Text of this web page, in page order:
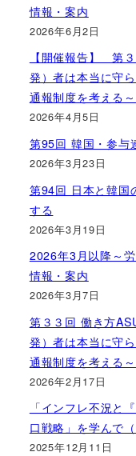
情報・案内
2026年6月2日
【開催報告】 第
発）者は本当に守
通報制度を考える～
2026年4月5日
第95回 韓国・参与
2026年3月23日
第94回 日本と韓国
する
2026年3月19日
2026年3月以降～
情報・案内
2026年3月7日
第３３回 働き方
発）者は本当に守
通報制度を考える～
2026年2月17日
「インフレ不況と
口戦略」を学んで
2025年12月11日